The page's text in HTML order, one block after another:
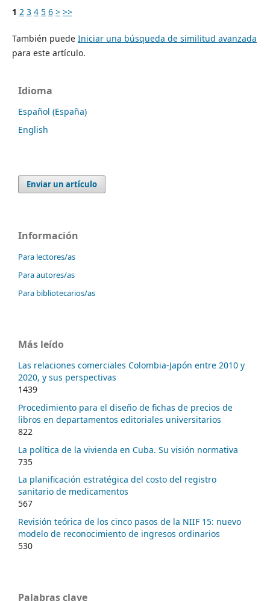
1 2 3 4 5 6 > >>
También puede Iniciar una búsqueda de similitud avanzada
para este artículo.
Idioma
Español (España)
English
Enviar un artículo
Información
Para lectores/as
Para autores/as
Para bibliotecarios/as
Más leído
Las relaciones comerciales Colombia-Japón entre 2010 y
2020, y sus perspectivas
1439
Procedimiento para el diseño de fichas de precios de
libros en departamentos editoriales universitarios
822
La política de la vivienda en Cuba. Su visión normativa
735
La planificación estratégica del costo del registro
sanitario de medicamentos
567
Revisión teórica de los cinco pasos de la NIIF 15: nuevo
modelo de reconocimiento de ingresos ordinarios
530
Palabras clave